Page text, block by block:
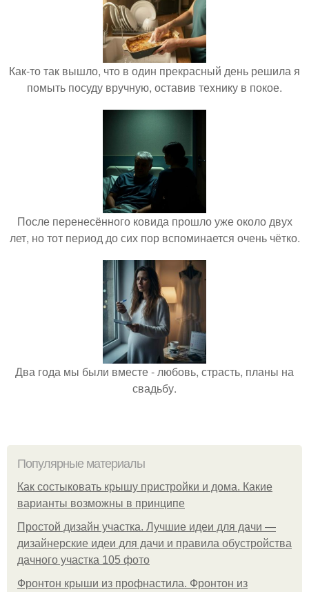
Как-то так вышло, что в один прекрасный день решила я
помыть посуду вручную, оставив технику в покое.
После перенесённого ковида прошло уже около двух
лет, но тот период до сих пор вспоминается очень чётко.
Два года мы были вместе - любовь, страсть, планы на
свадьбу.
Популярные материалы
Как состыковать крышу пристройки и дома. Какие
варианты возможны в принципе
Простой дизайн участка. Лучшие идеи для дачи —
дизайнерские идеи для дачи и правила обустройства
дачного участка 105 фото
Фронтон крыши из профнастила. Фронтон из